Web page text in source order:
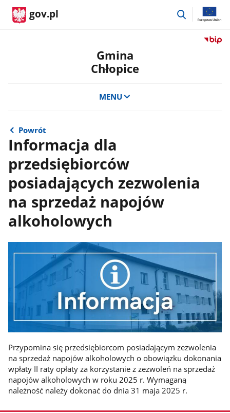
gov.pl
przejdź
Przejdź
Gmina
Chłopice
MENU
Powrót
Informacja dla
przedsiębiorców
posiadających zezwolenia
na sprzedaż napojów
alkoholowych
Przypomina się przedsiębiorcom posiadającym zezwolenia
na sprzedaż napojów alkoholowych o obowiązku dokonania
wpłaty II raty opłaty za korzystanie z zezwoleń na sprzedaż
napojów alkoholowych w roku 2025 r. Wymaganą
należność należy dokonać do dnia 31 maja 2025 r.